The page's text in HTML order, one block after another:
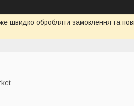
швидко обробляти замовлення та